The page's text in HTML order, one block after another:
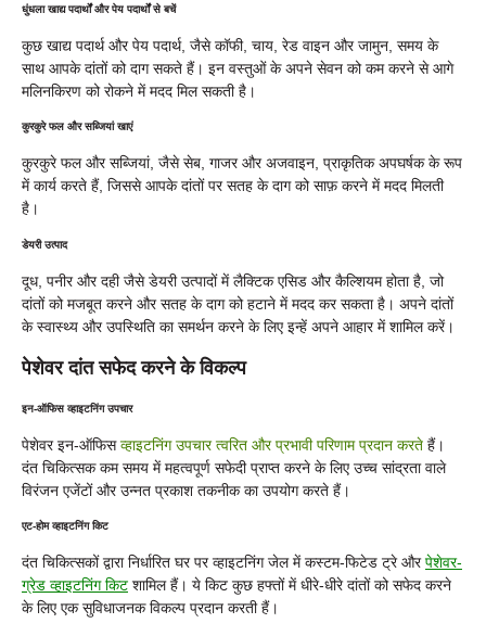
धुंधला खाद्य पदार्थों और पेय पदार्थों से बचें
कुछ खाद्य पदार्थ और पेय पदार्थ, जैसे कॉफी, चाय, रेड वाइन और जामुन, समय के
साथ आपके दांतों को दाग सकते हैं। इन वस्तुओं के अपने सेवन को कम करने से आगे
मलिनकिरण को रोकने में मदद मिल सकती है।
कुरकुरे फल और सब्जियां खाएं
कुरकुरे फल और सब्जियां, जैसे सेब, गाजर और अजवाइन, प्राकृतिक अपघर्षक के रूप
में कार्य करते हैं, जिससे आपके दांतों पर सतह के दाग को साफ़ करने में मदद मिलती
है।
डेयरी उत्पाद
दूध, पनीर और दही जैसे डेयरी उत्पादों में लैक्टिक एसिड और कैल्शियम होता है, जो
दांतों को मजबूत करने और सतह के दाग को हटाने में मदद कर सकता है। अपने दांतों
के स्वास्थ्य और उपस्थिति का समर्थन करने के लिए इन्हें अपने आहार में शामिल करें।
पेशेवर दांत सफेद करने के विकल्प
इन-ऑफिस व्हाइटनिंग उपचार
पेशेवर इन-ऑफिसव्हाइटनिंग उपचार त्वरित और प्रभावी परिणाम प्रदान करते हैं।
दंत चिकित्सक कम समय में महत्वपूर्ण सफेदी प्राप्त करने के लिए उच्च सांद्रता वाले
विरंजन एजेंटों और उन्नत प्रकाश तकनीक का उपयोग करते हैं।
एट-होम व्हाइटनिंग किट
दंत चिकित्सकों द्वारा निर्धारित घर पर व्हाइटनिंग जेल में कस्टम-फिटेड ट्रे औरपेशेवर-
ग्रेड व्हाइटनिंग किट शामिल हैं। ये किट कुछ हफ्तों में धीरे-धीरे दांतों को सफेद करने
के लिए एक सुविधाजनक विकल्प प्रदान करती हैं।